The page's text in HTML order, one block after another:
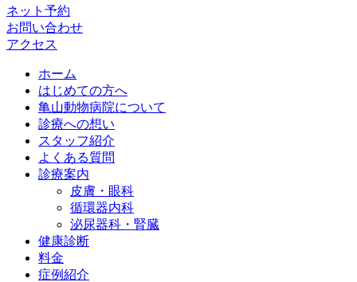
ネット予約
お問い合わせ
アクセス
ホーム
はじめての方へ
亀山動物病院について
診療への想い
スタッフ紹介
よくある質問
診療案内
皮膚・眼科
循環器内科
泌尿器科・腎臓
健康診断
料金
症例紹介